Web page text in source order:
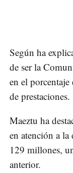
Según ha
de ser la
en el porcentaje
de prestaciones.
Maeztu ha
en atención a
129 millones,
anterior.